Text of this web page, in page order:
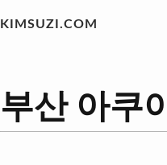
KIMSUZI.COM
부산 아쿠